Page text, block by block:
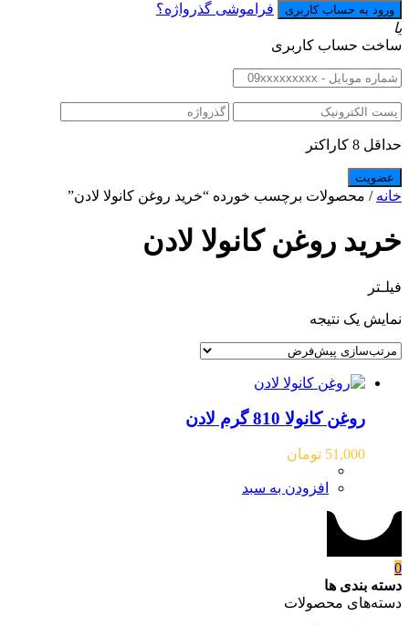
فراموشی گذرواژه؟
یا
ساخت حساب کاربری
حداقل 8 کاراکتر
خانه / محصولات برچسب خورده “خرید روغن کانولا لادن”
خرید روغن کانولا لادن
فیلـتر
نمایش یک نتیجه
روغن کانولا 810 گرم لادن
51,000 تومان
افزودن به سبد
0
دسته بندی ها
دسته‌های محصولات